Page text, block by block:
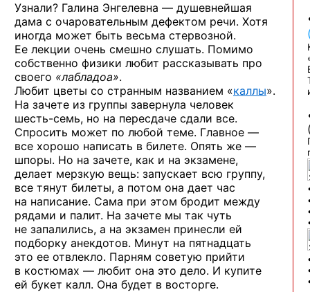
Узнали? Галина Энгелевна — душевнейшая
дама с очаровательным дефектом речи. Хотя
иногда может быть весьма стервозной.
Ее лекции очень смешно слушать. Помимо
собственно физики любит рассказывать про
своего «лабладоа».
Любит цветы со странным названием «каллы».
На зачете из группы завернула человек
шесть-семь, но на пересдаче сдали все.
Спросить может по любой теме. Главное —
все хорошо написать в билете. Опять же —
шпоры. Но на зачете, как и на экзамене,
делает мерзкую вещь: запускает всю группу,
все тянут билеты, а потом она дает час
на написание. Сама при этом бродит между
рядами и палит. На зачете мы так чуть
не запалились, а на экзамен принесли ей
подборку анекдотов. Минут на пятнадцать
это ее отвлекло. Парням советую прийти
в костюмах — любит она это дело. И купите
ей букет калл. Она будет в восторге.